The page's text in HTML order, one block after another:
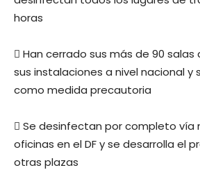
horas
 Han cerrado sus más de 90
sus instalaciones a nivel nacional y
como medida precautoria
 Se desinfectan por completo vía
oficinas en el DF y se desarrolla el
otras plazas